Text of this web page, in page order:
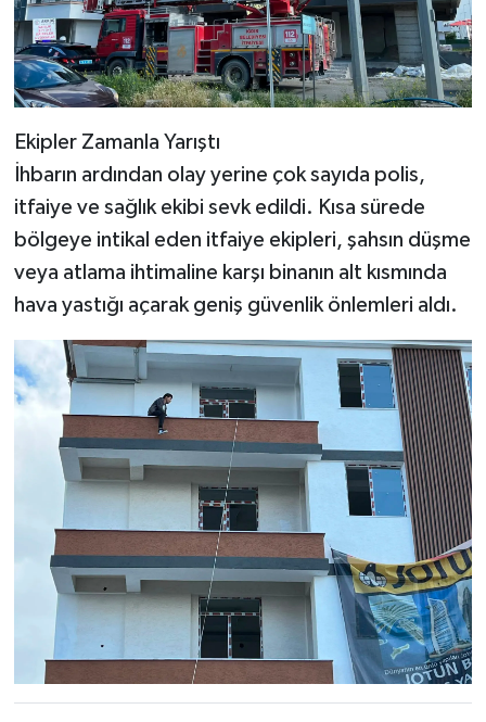
Ekipler Zamanla Yarıştı
İhbarın ardından olay yerine çok sayıda polis,
itfaiye ve sağlık ekibi sevk edildi. Kısa sürede
bölgeye intikal eden itfaiye ekipleri, şahsın düşme
veya atlama ihtimaline karşı binanın alt kısmında
hava yastığı açarak geniş güvenlik önlemleri aldı.